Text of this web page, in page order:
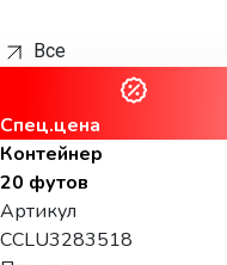
Все
Спец.цена
Контейнер
20 футов
Артикул
CCLU3283518